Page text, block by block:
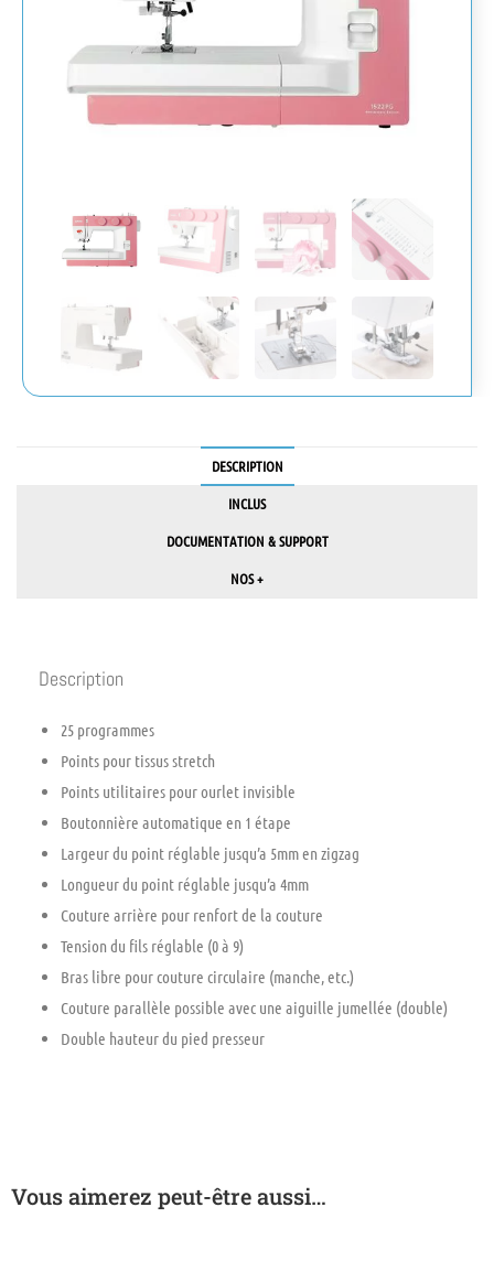
DESCRIPTION
INCLUS
DOCUMENTATION & SUPPORT
NOS +
Description
25 programmes
Points pour tissus stretch
Points utilitaires pour ourlet invisible
Boutonnière automatique en 1 étape
Largeur du point réglable jusqu’a 5mm en zigzag
Longueur du point réglable jusqu’a 4mm
Couture arrière pour renfort de la couture
Tension du fils réglable (0 à 9)
Bras libre pour couture circulaire (manche, etc.)
Couture parallèle possible avec une aiguille jumellée (double)
Double hauteur du pied presseur
Vous aimerez peut-être aussi…